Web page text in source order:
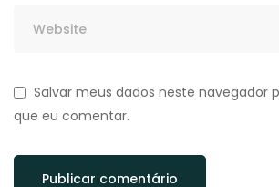
Salvar meus dados neste navegador
que eu comentar.